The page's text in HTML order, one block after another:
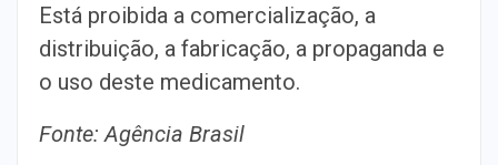
Está proibida a comercialização, a
distribuição, a fabricação, a propaganda e
o uso deste medicamento.
Fonte: Agência Brasil